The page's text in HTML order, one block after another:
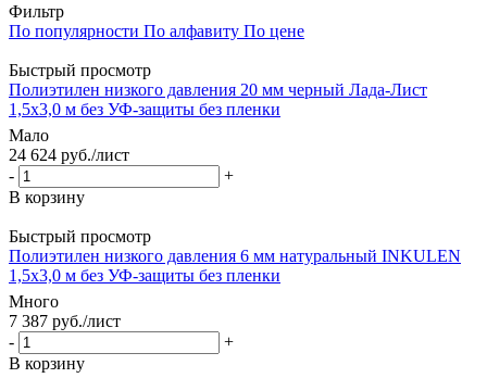
Фильтр
По популярности По алфавиту По цене
Быстрый просмотр
Полиэтилен низкого давления 20 мм черный Лада-Лист
1,5х3,0 м без УФ-защиты без пленки
Мало
24 624 руб./лист
-
+
В корзину
Быстрый просмотр
Полиэтилен низкого давления 6 мм натуральный INKULEN
1,5х3,0 м без УФ-защиты без пленки
Много
7 387 руб./лист
-
+
В корзину